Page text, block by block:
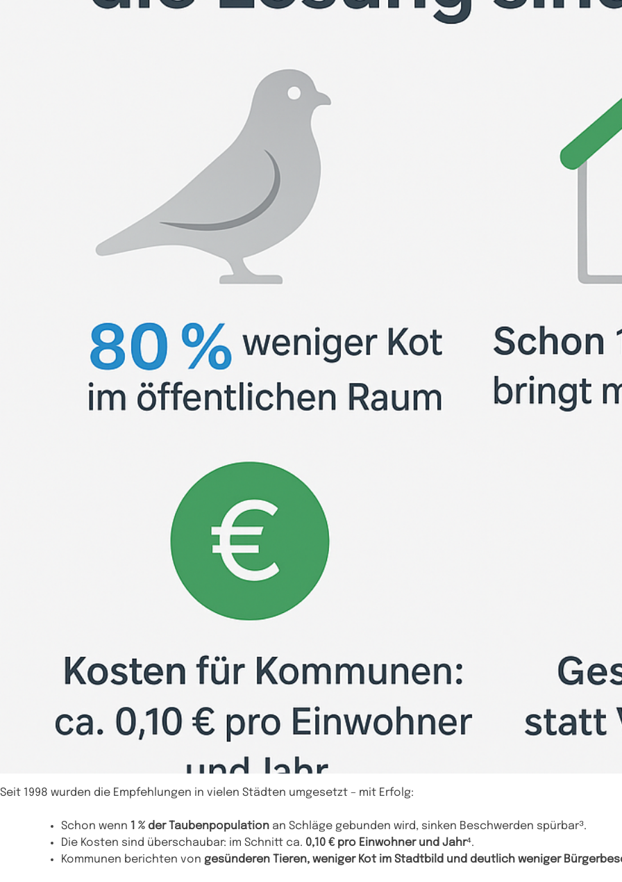
Seit 1998 wurden die Empfehlungen in vielen Städten umgesetzt – mit Erfolg:
Schon wenn 1 % der Taubenpopulation an Schläge gebunden wird, sinken Beschwerden spürbar³.
Die Kosten sind überschaubar: im Schnitt ca. 0,10 € pro Einwohner und Jahr⁴.
Kommunen berichten von gesünderen Tieren, weniger Kot im Stadtbild und deutlich weniger